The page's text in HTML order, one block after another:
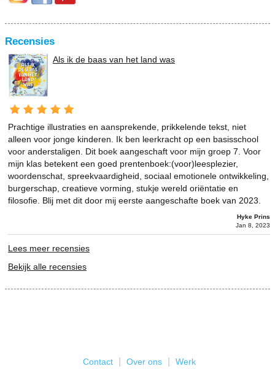
Recensies
Als ik de baas van het land was
Prachtige illustraties en aansprekende, prikkelende tekst, niet
alleen voor jonge kinderen. Ik ben leerkracht op een basisschool
voor anderstaligen. Dit boek aangeschaft voor mijn groep 7. Voor
mijn klas betekent een goed prentenboek:(voor)leesplezier,
woordenschat, spreekvaardigheid, sociaal emotionele ontwikkeling,
burgerschap, creatieve vorming, stukje wereld oriëntatie en
filosofie. Blij met dit door mij eerste aangeschafte boek van 2023.
Hyke Prins
Jan 8, 2023
Lees meer recensies
Bekijk alle recensies
Contact Over ons Werk